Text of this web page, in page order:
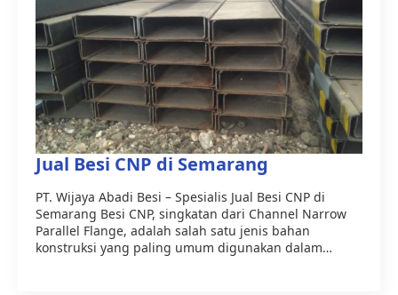
Jual Besi CNP di Semarang
PT. Wijaya Abadi Besi – Spesialis Jual Besi CNP di
Semarang Besi CNP, singkatan dari Channel Narrow
Parallel Flange, adalah salah satu jenis bahan
konstruksi yang paling umum digunakan dalam…